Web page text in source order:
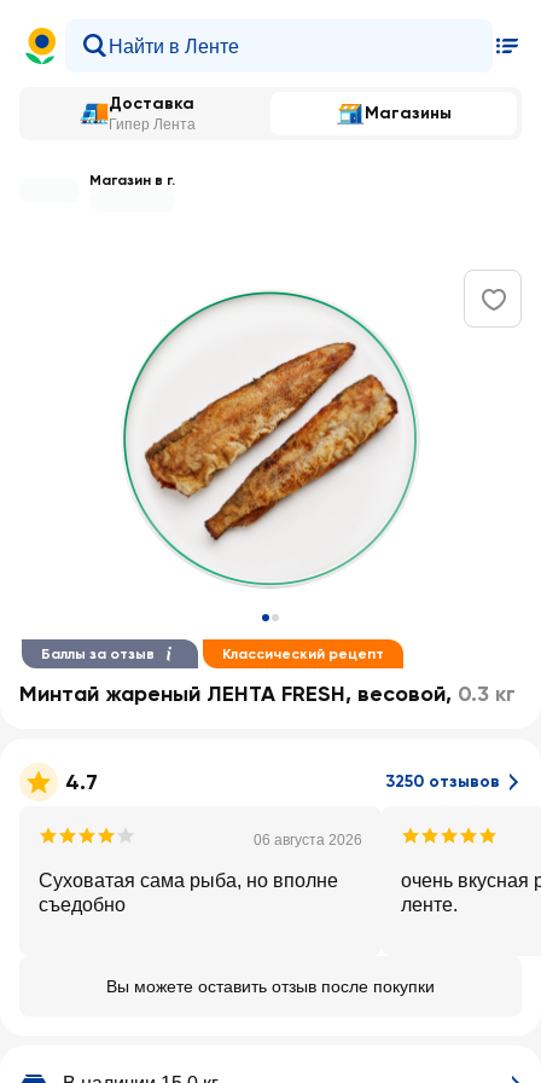
Доставка
Гипер Лента
Магазины
Магазин в г.
Баллы за отзыв Классический рецепт
Минтай жареный ЛЕНТА FRESH, весовой, 0.3 кг
4.7 3250 отзывов
06 августа 2026
Суховатая сама рыба, но вполне
съедобно
очень вкусная
ленте.
Вы можете оставить отзыв после покупки